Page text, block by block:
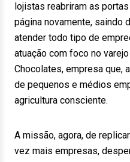
lojistas reabriram as
página novamente, saindo
atender todo tipo de
atuação com foco no
Chocolates, empresa que,
de pequenos e médios
agricultura consciente.
A missão, agora, de
vez mais empresas,